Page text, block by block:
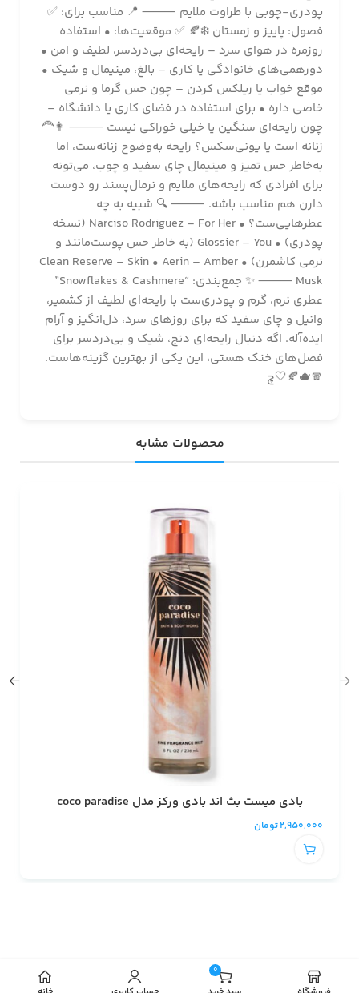
پودری-چوبی با طراوت ملایم ⸻ 📍 مناسب برای: ✅
فصول: پاییز و زمستان ❄️🍂 ✅ موقعیت‌ها: • استفاده
روزمره در هوای سرد – رایحه‌ای بی‌دردسر، لطیف و امن •
دورهمی‌های خانوادگی یا کاری – بالغ، مینیمال و شیک •
موقع خواب یا ریلکس کردن – چون حس گرما و نرمی
خاصی داره • برای استفاده در فضای کاری یا دانشگاه –
چون رایحه‌ای سنگین یا خیلی خوراکی نیست ⸻ 👩‍🦰
زنانه است یا یونی‌سکس؟ رایحه به‌وضوح زنانه‌ست، اما
به‌خاطر حس تمیز و مینیمال چای سفید و چوب، می‌تونه
برای افرادی که رایحه‌های ملایم و نرمال‌پسند رو دوست
دارن هم مناسب باشه. ⸻ 🔍 شبیه به چه
عطرهایی‌ست؟ • Narciso Rodriguez – For Her (نسخه
پودری) • Glossier – You (به خاطر حس پوست‌مانند و
نرمی کاشمرن) • Clean Reserve – Skin • Aerin – Amber
Musk ⸻ ✨ جمع‌بندی: “Snowflakes & Cashmere”
عطری نرم، گرم و پودری‌ست با رایحه‌ای لطیف از کشمیر،
وانیل و چای سفید که برای روزهای سرد، دل‌انگیز و آرام
ایده‌آله. اگه دنبال رایحه‌ای دنج، شیک و بی‌دردسر برای
فصل‌های خنک هستی، این یکی از بهترین گزینه‌هاست.
🧣🫖🍂🤍چ
محصولات مشابه
بادی میست بث اند بادی ورکز مدل coco paradise
2,950,000تومان
0
افزودن به سبد خرید